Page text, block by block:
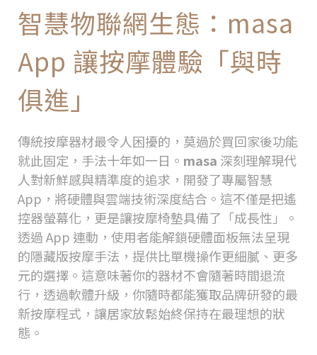
智慧物聯網生態： masa
App 讓按摩體驗「與時
俱進」
傳統按摩器材最令人困擾的，莫過於買回家後功能
就此固定，手法十年如一日。 masa 深刻理解現代
人對新鮮感與精準度的追求，開發了專屬智慧
App ，將硬體與雲端技術深度結合。這不僅是把遙
控器螢幕化，更是讓按摩椅墊具備了「成長性」。
透過App 連動，使用者能解鎖硬體面板無法呈現
的隱藏版按摩手法，提供比單機操作更細膩、更多
元的選擇。這意味著你的器材不會隨著時間退流
行，透過軟體升級，你隨時都能獲取品牌研發的最
新按摩程式，讓居家放鬆始終保持在最理想的狀
態。